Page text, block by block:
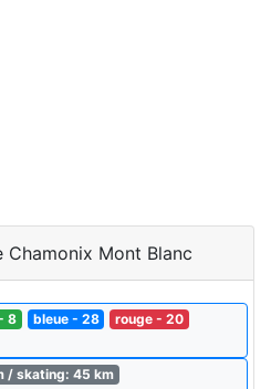
Chamonix Mont Blanc
8 bleue - 28
rouge - 20
/ skating: 45 km